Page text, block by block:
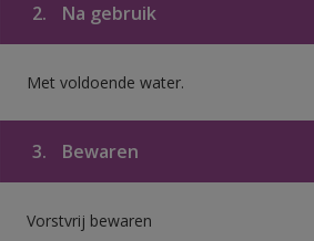
2. Na gebruik
Met voldoende water.
3. Bewaren
Vorstvrij bewaren